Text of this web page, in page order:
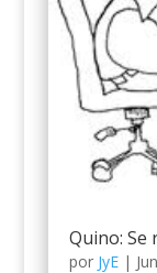
Quino: Se
por JyE|